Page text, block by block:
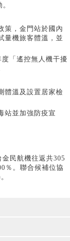
策，金門站於國內
量機旅客體溫，並
「遙控無人機干擾
體溫及設置居家檢
站並加強防疫宣
民航機往返共305
％。聯合候補位協